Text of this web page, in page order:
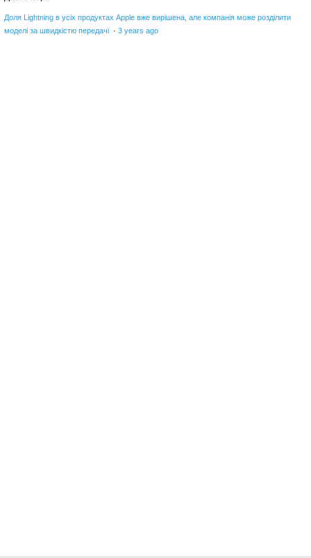
Доля Lightning в усіх продуктах Apple вже вирішена, але компанія може розділити
моделі за швидкістю передачі · 3 years ago